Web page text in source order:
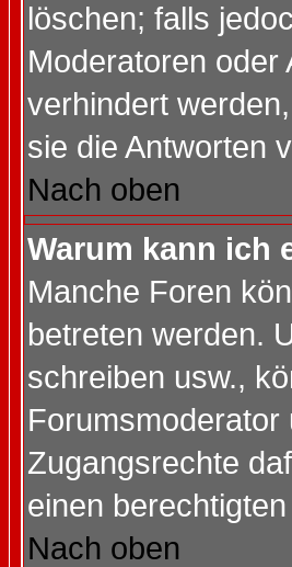
löschen; falls
Moderatoren oder
verhindert
sie die Antworten
Nach oben
Warum kann ich
Manche Foren
betreten werden.
schreiben usw.,
Zugangsrechte
einen
Nach oben